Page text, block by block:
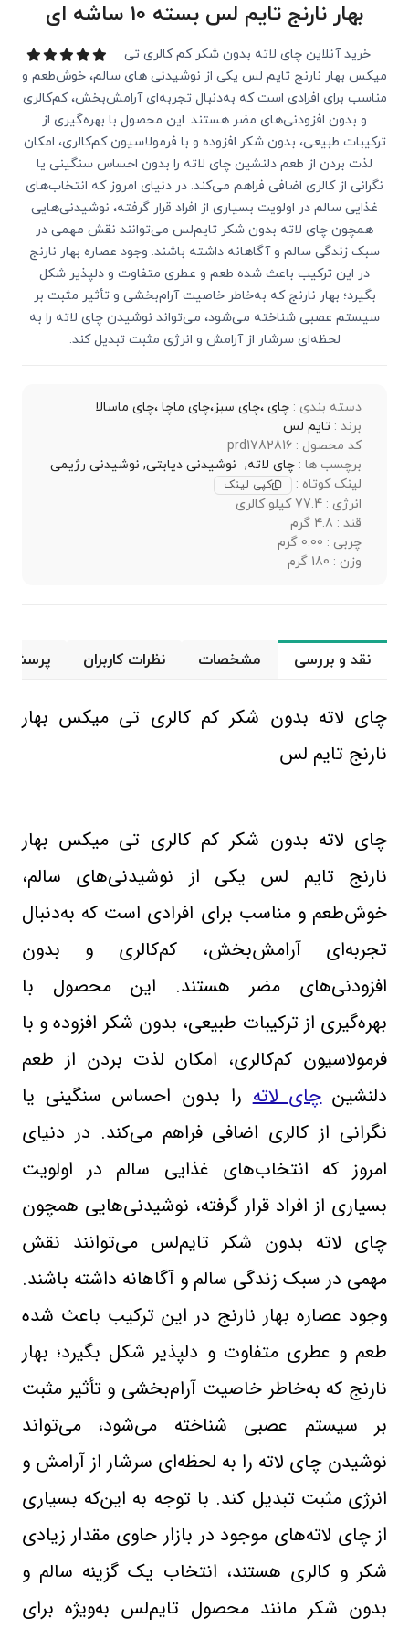
بهار نارنج تایم ‌لس بسته 10 ساشه ای
خرید آنلاین چای لاته بدون شکر کم کالری تی
‌میکس بهار نارنج تایم ‌لس یکی از نوشیدنی‌ های سالم، خوش‌طعم و
مناسب برای افرادی است که به‌دنبال تجربه‌ای آرامش‌بخش، کم‌کالری
و بدون افزودنی‌های مضر هستند. این محصول با بهره‌گیری از
ترکیبات طبیعی، بدون شکر افزوده و با فرمولاسیون کم‌کالری، امکان
لذت بردن از طعم دلنشین چای لاته را بدون احساس سنگینی یا
نگرانی از کالری اضافی فراهم می‌کند. در دنیای امروز که انتخاب‌های
غذایی سالم در اولویت بسیاری از افراد قرار گرفته، نوشیدنی‌هایی
همچون چای لاته بدون شکر تایم‌لس می‌توانند نقش مهمی در
سبک زندگی سالم و آگاهانه داشته باشند. وجود عصاره بهار نارنج
در این ترکیب باعث شده طعم و عطری متفاوت و دلپذیر شکل
بگیرد؛ بهار نارنج که به‌خاطر خاصیت آرام‌بخشی و تأثیر مثبت بر
سیستم عصبی شناخته می‌شود، می‌تواند نوشیدن چای لاته را به
لحظه‌ای سرشار از آرامش و انرژی مثبت تبدیل کند.
دسته بندی : چای ،چای سبز،چای ماچا ،چای ماسالا
برند : تایم لس
کد محصول : prd1782816
برچسب ها : چای لاته, نوشیدنی دیابتی, نوشیدنی رژیمی
لینک کوتاه :
کپی لینک
انرژی : 77.4 کیلو کالری
قند : 4.8 گرم
چربی : 0.00 گرم
وزن : 180 گرم
نقد و بررسی مشخصات نظرات کاربران پرسش
چای لاته بدون شکر کم کالری تی‌ میکس بهار
نارنج تایم ‌لس
چای لاته بدون شکر کم کالری تی ‌میکس بهار
نارنج تایم ‌لس یکی از نوشیدنی‌های سالم،
خوش‌طعم و مناسب برای افرادی است که به‌دنبال
تجربه‌ای آرامش‌بخش، کم‌کالری و بدون
افزودنی‌های مضر هستند. این محصول با
بهره‌گیری از ترکیبات طبیعی، بدون شکر افزوده و با
فرمولاسیون کم‌کالری، امکان لذت بردن از طعم
دلنشینچای لاتهرا بدون احساس سنگینی یا
نگرانی از کالری اضافی فراهم می‌کند. در دنیای
امروز که انتخاب‌های غذایی سالم در اولویت
بسیاری از افراد قرار گرفته، نوشیدنی‌هایی همچون
چای لاته بدون شکر تایم‌لس می‌توانند نقش
مهمی در سبک زندگی سالم و آگاهانه داشته باشند.
وجود عصاره بهار نارنج در این ترکیب باعث شده
طعم و عطری متفاوت و دلپذیر شکل بگیرد؛ بهار
نارنج که به‌خاطر خاصیت آرام‌بخشی و تأثیر مثبت
بر سیستم عصبی شناخته می‌شود، می‌تواند
نوشیدن چای لاته را به لحظه‌ای سرشار از آرامش و
انرژی مثبت تبدیل کند. با توجه به این‌که بسیاری
از چای لاته‌های موجود در بازار حاوی مقدار زیادی
شکر و کالری هستند، انتخاب یک گزینه سالم و
بدون شکر مانند محصول تایم‌لس به‌ویژه برای